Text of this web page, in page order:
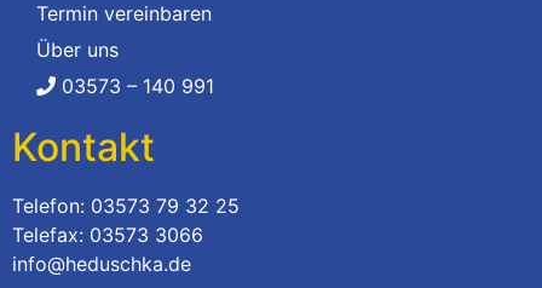
Termin vereinbaren
Über uns
03573 – 140 991
Kontakt
Telefon: 03573 79 32 25
Telefax: 03573 3066
info@heduschka.de